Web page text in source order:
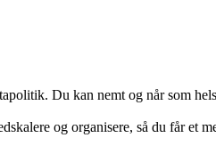
Du kan nemt og når som
og organisere, så du får et